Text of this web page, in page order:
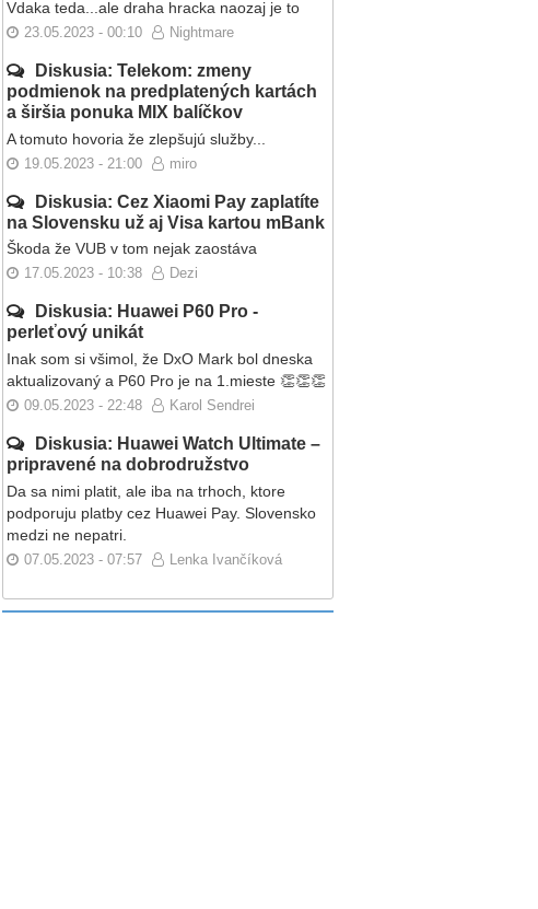
Vdaka teda...ale draha hracka naozaj je to
23.05.2023 - 00:10 Nightmare
Diskusia: Telekom: zmeny
podmienok na predplatených kartách
a širšia ponuka MIX balíčkov
A tomuto hovoria že zlepšujú služby...
19.05.2023 - 21:00 miro
Diskusia: Cez Xiaomi Pay zaplatíte
na Slovensku už aj Visa kartou mBank
Škoda že VUB v tom nejak zaostáva
17.05.2023 - 10:38 Dezi
Diskusia: Huawei P60 Pro -
perleťový unikát
Inak som si všimol, že DxO Mark bol dneska
aktualizovaný a P60 Pro je na 1.mieste 👏👏👏
09.05.2023 - 22:48 Karol Sendrei
Diskusia: Huawei Watch Ultimate –
pripravené na dobrodružstvo
Da sa nimi platit, ale iba na trhoch, ktore
podporuju platby cez Huawei Pay. Slovensko
medzi ne nepatri.
07.05.2023 - 07:57 Lenka Ivančíková